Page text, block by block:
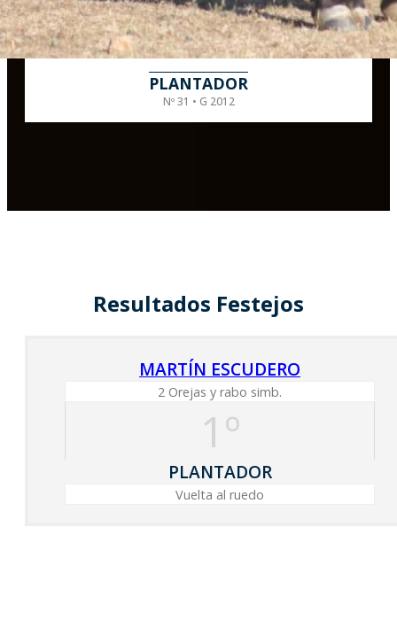
PLANTADOR
Nº 31 • G 2012
Resultados Festejos
MARTÍN ESCUDERO
2 Orejas y rabo simb.
1º
Vuelta al ruedo
PLANTADOR